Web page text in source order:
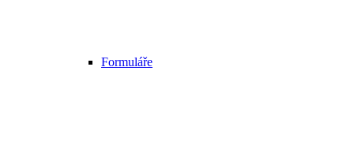
Formuláře